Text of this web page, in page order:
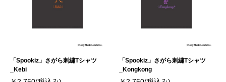
「Spookiz」さがら刺繡Tシャツ
_Kebi
「Spookiz」さがら刺繡Tシャツ
_Kongkong